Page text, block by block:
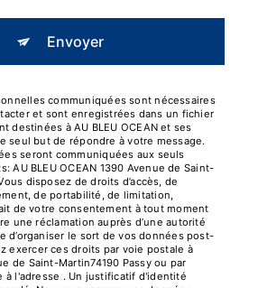
Envoyer
communiquées sont nécessaires
et sont enregistrées dans un fichier
destinées à AU BLEU OCEAN et ses
seul but de répondre à votre message.
seront communiquées aux seuls
AU BLEU OCEAN 1390 Avenue de Saint-
disposez de droits d’accès, de
de portabilité, de limitation,
de votre consentement à tout moment
une réclamation auprès d’une autorité
d’organiser le sort de vos données post-
exercer ces droits par voie postale à
de Saint-Martin74190 Passy ou par
à l'adresse . Un justificatif d'identité